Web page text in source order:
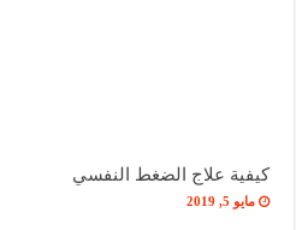
كيفية علاج الضغط النفسي
مايو 5, 2019